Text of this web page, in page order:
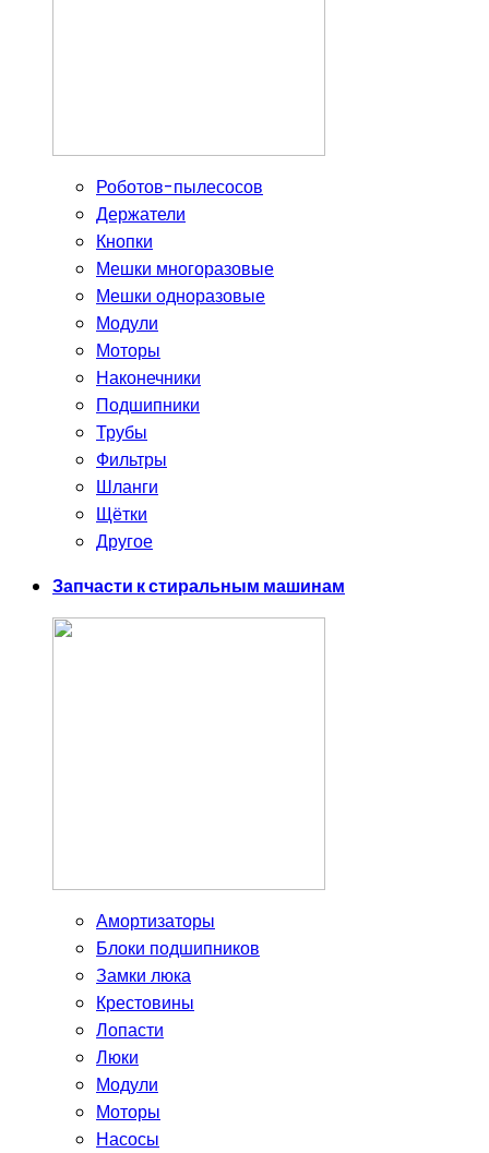
Роботов-пылесосов
Держатели
Кнопки
Мешки многоразовые
Мешки одноразовые
Модули
Моторы
Наконечники
Подшипники
Трубы
Фильтры
Шланги
Щётки
Другое
Запчасти к стиральным машинам
Амортизаторы
Блоки подшипников
Замки люка
Крестовины
Лопасти
Люки
Модули
Моторы
Насосы